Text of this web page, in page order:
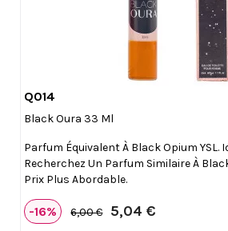
Q014
Black Oura 33 Ml
Parfum Équivalent À Black Opium YSL.
Recherchez Un Parfum Similaire À
Prix Plus Abordable.
-16% 6,00 € 5,04 €